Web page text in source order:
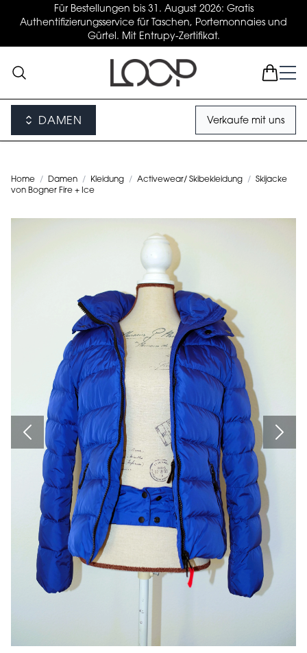
Für Bestellungen bis 31. August 2026: Gratis
Authentifizierungsservice für Taschen, Portemonnaies und
Gürtel. Mit Entrupy-Zertifikat.
DAMEN Verkaufe mit uns
Home / Damen / Kleidung / Activewear/ Skibekleidung / Skijacke
von Bogner Fire + Ice